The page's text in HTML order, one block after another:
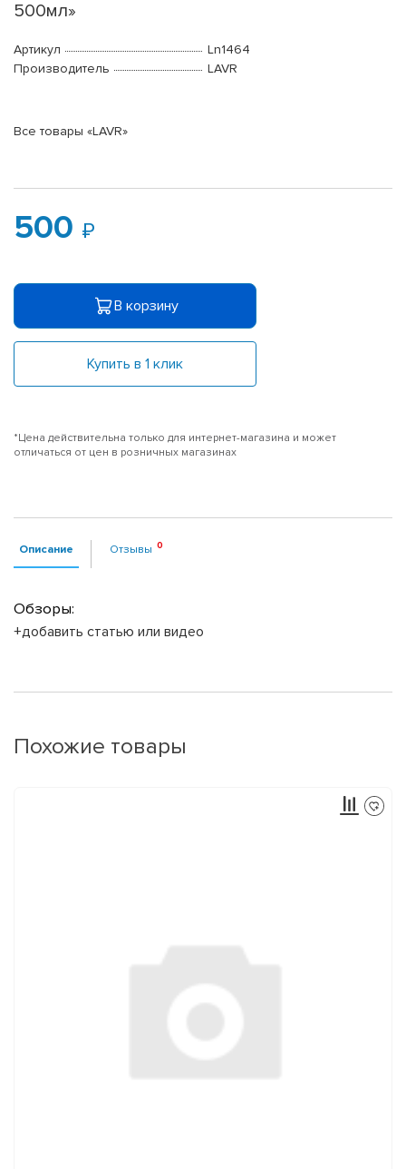
500мл»
Артикул
Ln1464
Производитель
LAVR
Все товары «LAVR»
500
В корзину
Купить в 1 клик
*Цена действительна только для интернет-магазина и может
отличаться от цен в розничных магазинах
Описание Отзывы
Обзоры:
+добавить статью или видео
Похожие товары